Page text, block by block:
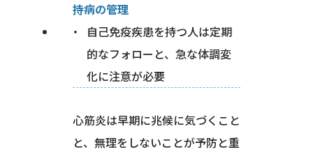
持病の管理
自己免疫疾患を持つ人は定期
的なフォローと、急な体調変
化に注意が必要
心筋炎は早期に兆候に気づくこと
と、無理をしないことが予防と重